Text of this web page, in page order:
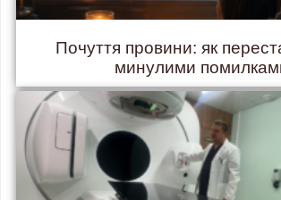
Почуття провини: як
минулими